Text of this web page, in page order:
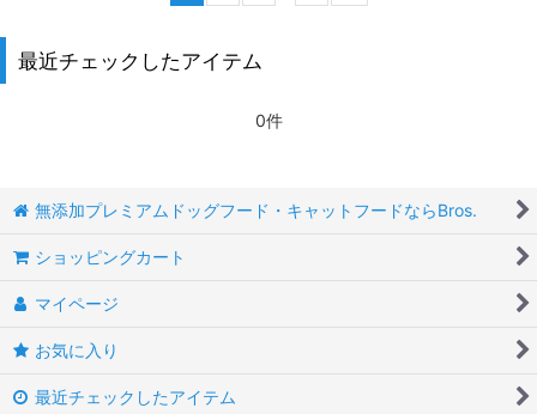
最近チェックしたアイテム
0件
無添加プレミアムドッグフード・キャットフードならBros.
ショッピングカート
マイページ
お気に入り
最近チェックしたアイテム